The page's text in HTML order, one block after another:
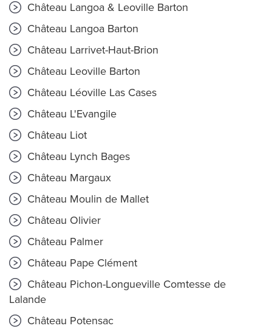
Château Langoa & Leoville Barton
Château Langoa Barton
Château Larrivet-Haut-Brion
Château Leoville Barton
Château Léoville Las Cases
Château L'Evangile
Château Liot
Château Lynch Bages
Château Margaux
Château Moulin de Mallet
Château Olivier
Château Palmer
Château Pape Clément
Château Pichon-Longueville Comtesse de
Lalande
Château Potensac